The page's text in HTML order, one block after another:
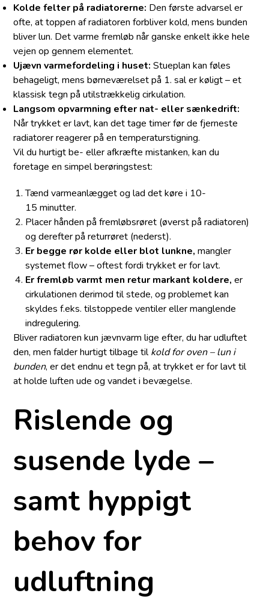
Kolde felter på radiatorerne: Den første advarsel er
ofte, at toppen af radiatoren forbliver kold, mens bunden
bliver lun. Det varme fremløb når ganske enkelt ikke hele
vejen op gennem elementet.
Ujævn varmefordeling i huset: Stueplan kan føles
behageligt, mens børneværelset på 1. sal er køligt – et
klassisk tegn på utilstrækkelig cirkulation.
Langsom opvarmning efter nat- eller sænkedrift:
Når trykket er lavt, kan det tage timer før de fjerneste
radiatorer reagerer på en temperaturstigning.
Vil du hurtigt be- eller afkræfte mistanken, kan du
foretage en simpel berøringstest:
Tænd varmeanlægget og lad det køre i 10-
15 minutter.
Placer hånden på fremløbsrøret (øverst på radiatoren)
og derefter på returrøret (nederst).
Er begge rør kolde eller blot lunkne, mangler
systemet flow – oftest fordi trykket er for lavt.
Er fremløb varmt men retur markant koldere, er
cirkulationen derimod til stede, og problemet kan
skyldes f.eks. tilstoppede ventiler eller manglende
indregulering.
Bliver radiatoren kun jævnvarm lige efter, du har udluftet
den, men falder hurtigt tilbage tilkold for oven – lun i
bunden, er det endnu et tegn på, at trykket er for lavt til
at holde luften ude og vandet i bevægelse.
Rislende og
susende lyde –
samt hyppigt
behov for
udluftning